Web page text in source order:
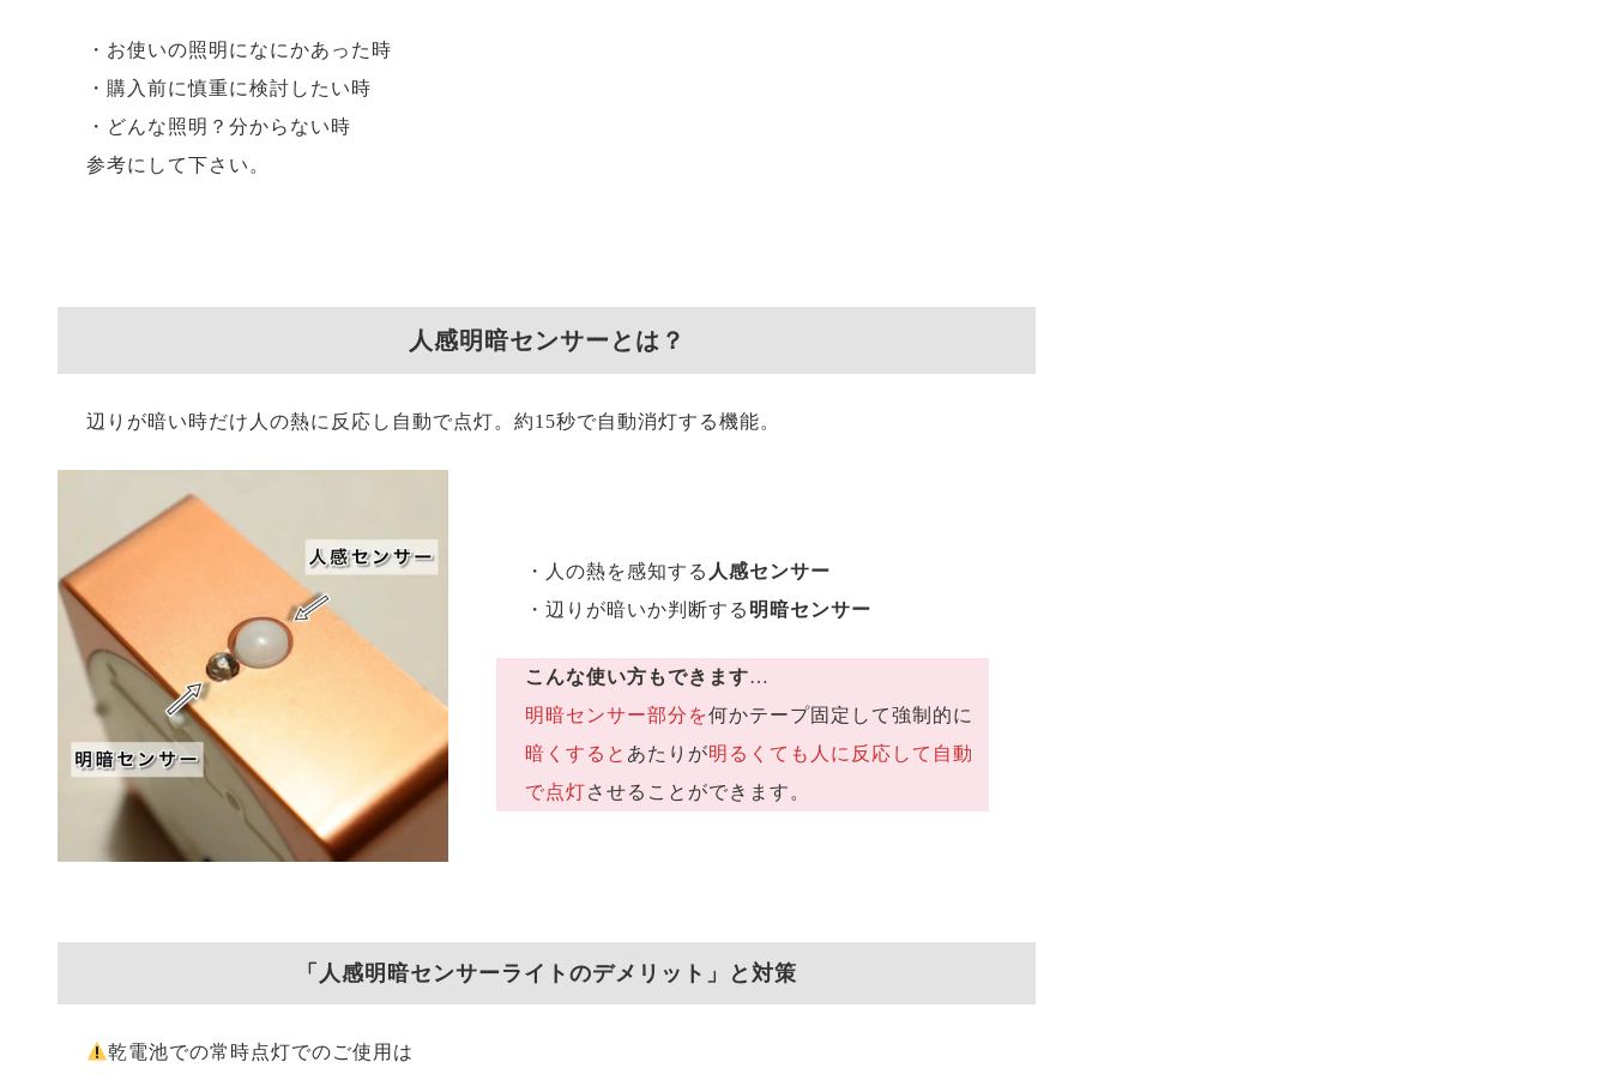
・お使いの照明になにかあった時
・購入前に慎重に検討したい時
・どんな照明？分からない時
参考にして下さい。
人感明暗センサーとは？
辺りが暗い時だけ人の熱に反応し自動で点灯。約15秒で自動消灯する機能。
・人の熱を感知する 人感センサー
・辺りが暗いか判断する 明暗センサー
こんな使い方もできます…
明暗センサー部分を何かテープ固定して強制的に
暗くすると あたりが明るくても人に反応して自動
で点灯させることができます。
「人感明暗センサーライトのデメリット 」と対策
乾電池での常時点灯でのご使用は